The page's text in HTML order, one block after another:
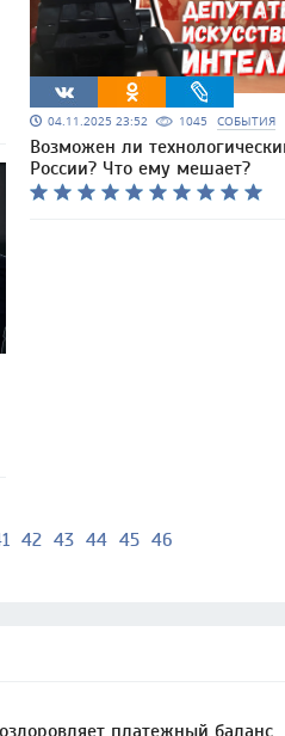
04.11.2025 23:52 1045 СОБЫТИЯ
Возможен ли
России? Что ему мешает?
42 43 44 45 46
платежный баланс